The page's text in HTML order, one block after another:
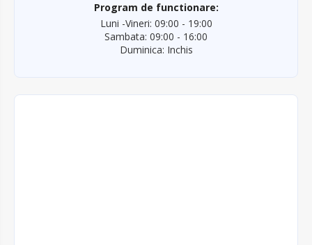
Program de functionare:
Luni -Vineri: 09:00 - 19:00
Sambata: 09:00 - 16:00
Duminica: Inchis